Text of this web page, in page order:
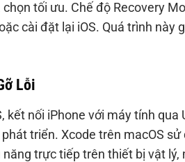
chọn tối ưu. Chế độ Recovery
cài đặt lại iOS. Quá trình này
Lỗi
kết nối iPhone với máy tính
triển. Xcode trên macOS
năng trực tiếp trên thiết bị vật